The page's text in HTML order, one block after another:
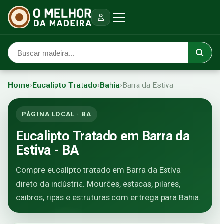
Home›Eucalipto Tratado›Bahia›Barra da Estiva
PÁGINA LOCAL · BA
Eucalipto Tratado em Barra da
Estiva - BA
Compre eucalipto tratado em Barra da Estiva
direto da indústria. Mourões, estacas, pilares,
caibros, ripas e estruturas com entrega para Bahia.